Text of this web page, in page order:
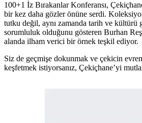
100+1 İz Bırakanlar Konferansı,
bir kez daha gözler önüne serdi.
tutku değil, aynı zamanda tarih ve kültürü
sorumluluk olduğunu gösteren Burhan
alanda ilham verici bir örnek teşkil ediyor.
Siz de geçmişe dokunmak ve çekicin
keşfetmek istiyorsanız, Çekiçhane’yi